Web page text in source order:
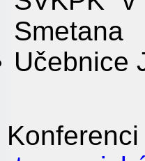
Smetana
Učebnice